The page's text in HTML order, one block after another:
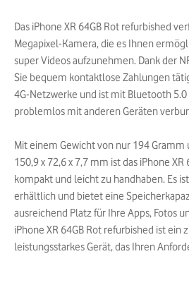
Das iPhone XR 64GB Rot refurbished
Megapixel-Kamera, die es Ihnen
super Videos aufzunehmen. Dank der
Sie bequem kontaktlose Zahlungen
4G-Netzwerke und ist mit Bluetooth 5.0
problemlos mit anderen Geräten
Mit einem Gewicht von nur 194
150,9 x 72,6 x 7,7 mm ist das iPhone
kompakt und leicht zu handhaben. Es
erhältlich und bietet eine
ausreichend Platz für Ihre Apps, Fotos
iPhone XR 64GB Rot refurbished ist ein
leistungsstarkes Gerät, das Ihren